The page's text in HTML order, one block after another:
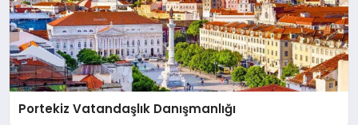
Portekiz Vatandaşlık Danışmanlığı